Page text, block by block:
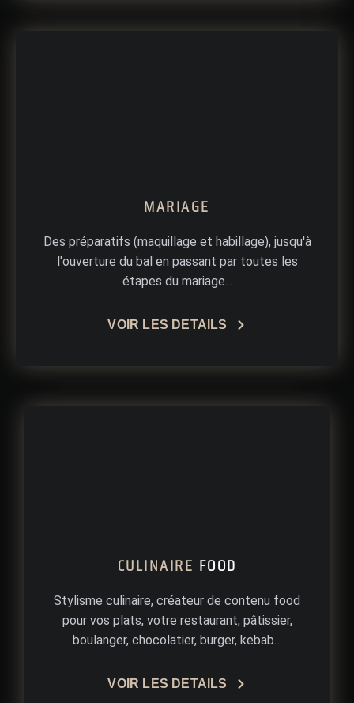
MARIAGE
Des préparatifs (maquillage et habillage), jusqu'à
l'ouverture du bal en passant par toutes les
étapes du mariage...
VOIR LES DÉTAILS
CULINAIRE FOOD
Stylisme culinaire, créateur de contenu food
pour vos plats, votre restaurant, pâtissier,
boulanger, chocolatier, burger, kebab…
VOIR LES DÉTAILS